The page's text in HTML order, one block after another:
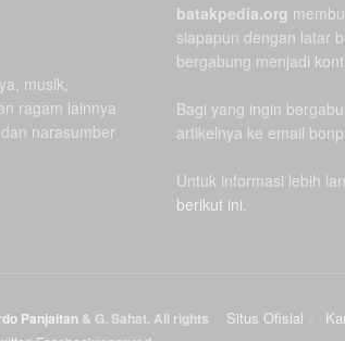
musik,
ragam lainnya
narasumber
batakpedia.org
siapapun dengan latar
bergabung menjadi
Bagi yang ingin
artikelnya ke email
Untuk informasi lebih
berikut ini.
Situs Ofisial
Panjaitan & G. Sahat. All rights